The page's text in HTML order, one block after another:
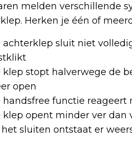
melden verschillende
Herken je één of
achterklep sluit niet
klep stopt halverwege de
open
handsfree functie reageert
klep opent minder ver
het sluiten ontstaat er